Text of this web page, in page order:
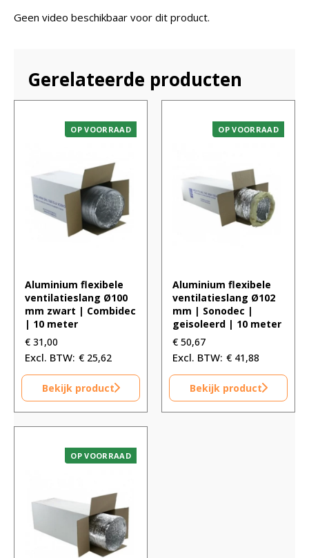
Geen video beschikbaar voor dit product.
Gerelateerde producten
OP VOORRAAD
Aluminium flexibele
ventilatieslang Ø100
mm zwart | Combidec
| 10 meter
€ 31,00
€ 25,62
Bekijk product
OP VOORRAAD
Aluminium flexibele
ventilatieslang Ø102
mm | Sonodec |
geisoleerd | 10 meter
€ 50,67
€ 41,88
Bekijk product
OP VOORRAAD